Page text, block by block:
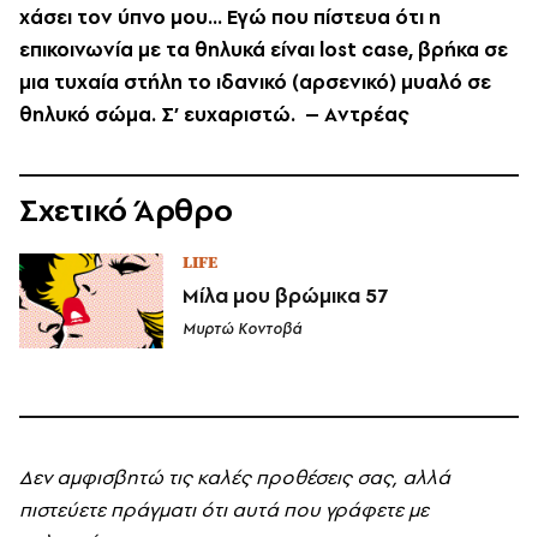
χάσει τον ύπνο μου... Eγώ που πίστευα ότι η
επικοινωνία με τα θηλυκά είναι lost case, βρήκα σε
μια τυχαία στήλη το ιδανικό (αρσενικό) μυαλό σε
θηλυκό σώμα. Σ’ ευχαριστώ. – Aντρέας
Σχετικό Άρθρο
LIFE
Μίλα μου βρώμικα 57
Μυρτώ Κοντοβά
Δεν αμφισβητώ τις καλές προθέσεις σας, αλλά
πιστεύετε πράγματι ότι αυτά που γράφετε με